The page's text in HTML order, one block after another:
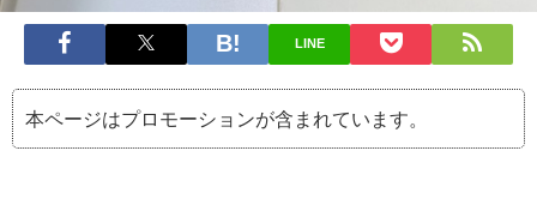
LINE
本ページはプロモーションが含まれています。